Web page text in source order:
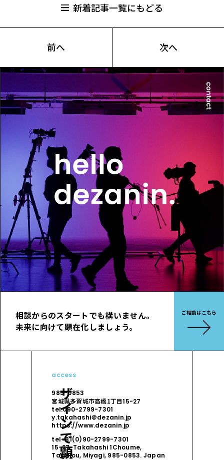
新着記事一覧にもどる
前へ 次へ
相談からのスタートでも構いません。
未来に向けて顕在化しましょう。
ご相談はこちら
access
985-0853
宮城県多賀城市高橋1丁目15-27
tel.090-2799-7301
y.takahashi＠dezanin.jp
https://www.dezanin.jp
tel+81(0)90-2799-7301
15-27, Takahashi 1Choume,
Tagajou, Miyagi, 985-0853. Japan